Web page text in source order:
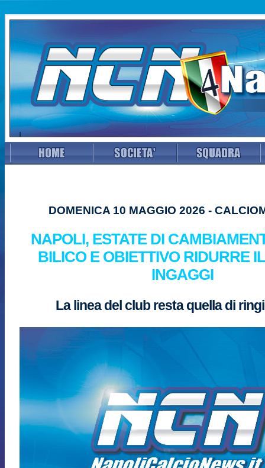
DOMENICA 10 MAGGIO 2026 -
NAPOLI, ESTATE DI
BILICO E OBIETTIVO RIDURRE
INGAGGI
La linea del club resta quella di